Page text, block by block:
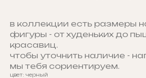
в коллекции есть размеры
фигуры - от худеньких до
красавиц.
чтобы уточнить наличие -
мы тебя сориентируем.
цвет: черный